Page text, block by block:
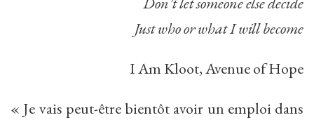
Just who or what I will become
I Am Kloot, Avenue of Hope
« Je vais peut-être bientôt avoir un emploi dans